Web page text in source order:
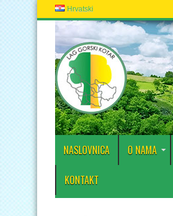
Hrvatski
NASLOVNICA O NAMA
KONTAKT